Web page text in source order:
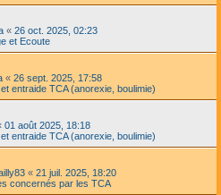
« 26 oct. 2025, 02:23
et Ecoute
« 26 sept. 2025, 17:58
entraide TCA (anorexie, boulimie)
01 août 2025, 18:18
entraide TCA (anorexie, boulimie)
« 21 juil. 2025, 18:20
concernés par les TCA